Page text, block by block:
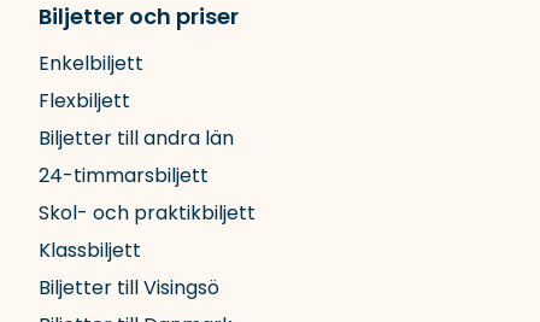
Biljetter och priser
Enkelbiljett
Flexbiljett
Biljetter till andra län
24-timmarsbiljett
Skol- och praktikbiljett
Klassbiljett
Biljetter till Visingsö